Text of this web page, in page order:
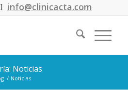
info@clinicacta.com
Noticias
/ Noticias